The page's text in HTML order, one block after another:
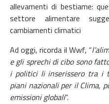
allevamenti di bestiame:
settore alimentare
cambiamenti climatici
Ad oggi, ricorda il Wwf, “
e gli sprechi di cibo sono
i politici li inserissero tra i
piani nazionali per il Clima,
emissioni globali“.